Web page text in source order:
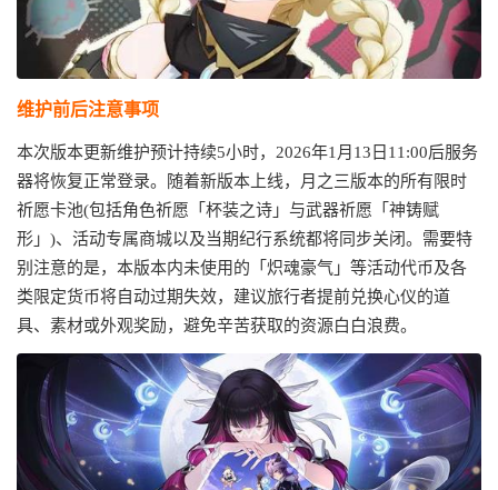
维护前后注意事项
本次版本更新维护预计持续5小时，2026年1月13日11:00后服务
器将恢复正常登录。随着新版本上线，月之三版本的所有限时
祈愿卡池(包括角色祈愿「杯装之诗」与武器祈愿「神铸赋
形」)、活动专属商城以及当期纪行系统都将同步关闭。需要特
别注意的是，本版本内未使用的「炽魂豪气」等活动代币及各
类限定货币将自动过期失效，建议旅行者提前兑换心仪的道
具、素材或外观奖励，避免辛苦获取的资源白白浪费。